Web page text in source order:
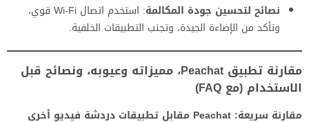
نصائح لتحسين جودة المكالمة
: استخدم اتصال Wi-Fi قوي،
وتأكد من الإضاءة الجيدة، وتجنب التطبيقات الخلفية.
مقارنة تطبيق Peachat، مميزاته وعيوبه، ونصائح قبل
الاستخدام (مع FAQ)
مقارنة سريعة: Peachat مقابل تطبيقات دردشة فيديو أخرى